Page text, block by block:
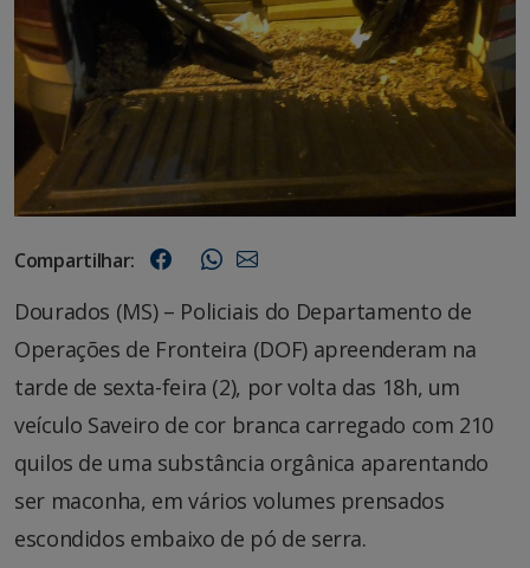
Compartilhar:
Dourados (MS) – Policiais do Departamento de
Operações de Fronteira (DOF) apreenderam na
tarde de sexta-feira (2), por volta das 18h, um
veículo Saveiro de cor branca carregado com 210
quilos de uma substância orgânica aparentando
ser maconha, em vários volumes prensados
escondidos embaixo de pó de serra.